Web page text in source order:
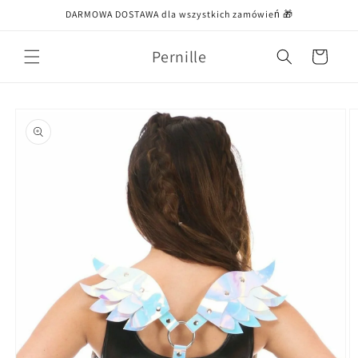
DARMOWA DOSTAWA dla wszystkich zamówień 🎁
Pernille Koszyk
informacji